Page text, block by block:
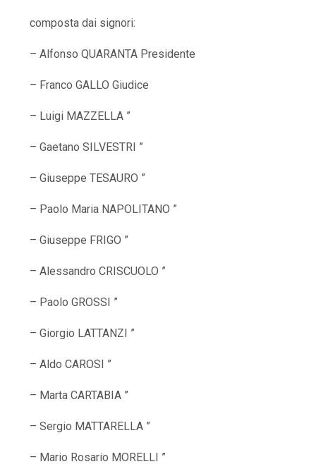
composta dai signori:
– Alfonso QUARANTA Presidente
– Franco GALLO Giudice
– Luigi MAZZELLA ”
– Gaetano SILVESTRI ”
– Giuseppe TESAURO ”
– Paolo Maria NAPOLITANO ”
– Giuseppe FRIGO ”
– Alessandro CRISCUOLO ”
– Paolo GROSSI ”
– Giorgio LATTANZI ”
– Aldo CAROSI ”
– Marta CARTABIA ”
– Sergio MATTARELLA ”
– Mario Rosario MORELLI ”